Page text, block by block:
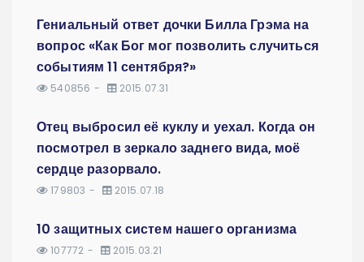
Гениальный ответ дочки Билла Грэма на
вопрос «Как Бог мог позволить случиться
событиям 11 сентября?»
540856 2015.07.31
Отец выбросил её куклу и уехал. Когда он
посмотрел в зеркало заднего вида, моё
сердце разорвало.
179803 2015.07.18
10 защитных систем нашего организма
107772 2015.03.21